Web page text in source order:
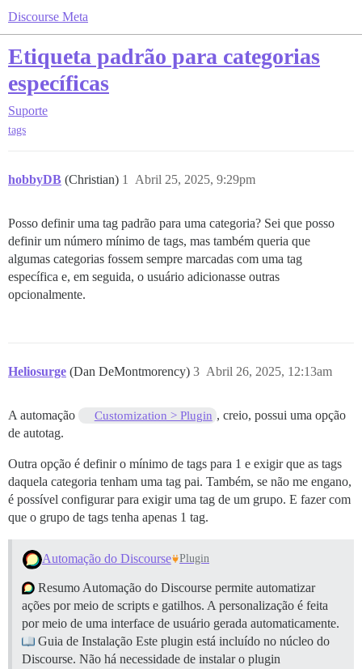
Discourse Meta
Etiqueta padrão para categorias
específicas
Suporte
tags
hobbyDB (Christian) Abril 25, 2025, 9:29pm
1
Posso definir uma tag padrão para uma categoria? Sei que posso
definir um número mínimo de tags, mas também queria que
algumas categorias fossem sempre marcadas com uma tag
específica e, em seguida, o usuário adicionasse outras
opcionalmente.
Heliosurge (Dan DeMontmorency) Abril 26, 2025, 12:13am
3
A automação Customization > Plugin , creio, possui uma opção
de autotag.
Outra opção é definir o mínimo de tags para 1 e exigir que as tags
daquela categoria tenham uma tag pai. Também, se não me engano,
é possível configurar para exigir uma tag de um grupo. E fazer com
que o grupo de tags tenha apenas 1 tag.
Automação do Discourse Plugin
Resumo Automação do Discourse permite automatizar
ações por meio de scripts e gatilhos. A personalização é feita
por meio de uma interface de usuário gerada automaticamente.
Guia de Instalação Este plugin está incluído no núcleo do
Discourse. Não há necessidade de instalar o plugin